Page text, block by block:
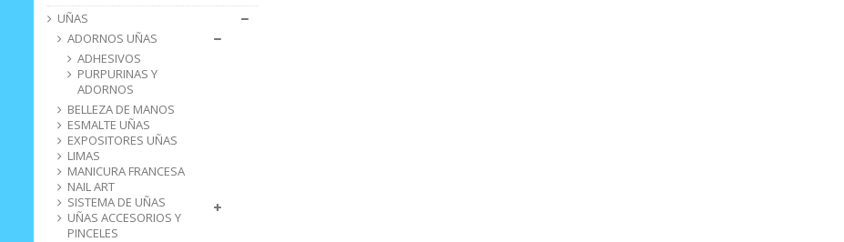
UÑAS
ADORNOS UÑAS
ADHESIVOS
PURPURINAS Y
ADORNOS
BELLEZA DE MANOS
ESMALTE UÑAS
EXPOSITORES UÑAS
LIMAS
MANICURA FRANCESA
NAIL ART
SISTEMA DE UÑAS
UÑAS ACCESORIOS Y
PINCELES